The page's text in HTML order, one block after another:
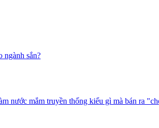
ngành sắn?
nước mắm truyền thống kiểu gì mà bán ra